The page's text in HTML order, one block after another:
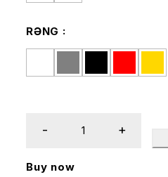
RƏNG
Buy now